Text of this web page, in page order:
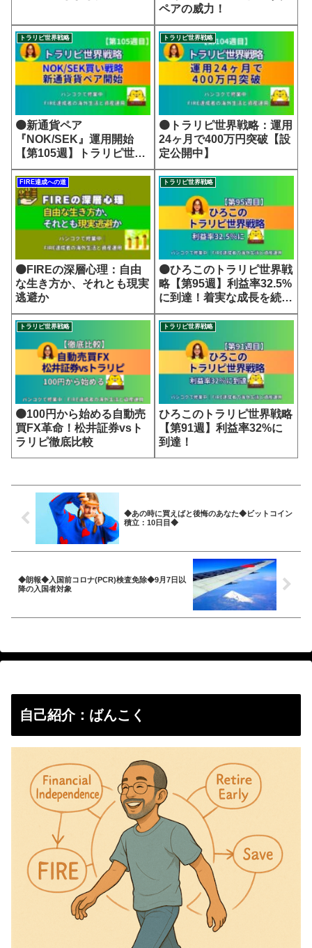
ペアの威力！
トラリピ世界戦略
🟠新通貨ペア
『NOK/SEK』運用開始
【第105週】トラリピ世界
戦略
トラリピ世界戦略
🟠トラリピ世界戦略：運用
24ヶ月で400万円突破【設
定公開中】
FIRE達成への道
🟠FIREの深層心理：自由
な生き方か、それとも現実
逃避か
トラリピ世界戦略
🟠ひろこのトラリピ世界戦
略【第95週】利益率32.5%
に到達！着実な成長を続け
る世界戦略
トラリピ世界戦略
🟠100円から始める自動売
買FX革命！松井証券vsト
ラリピ徹底比較
トラリピ世界戦略
ひろこのトラリピ世界戦略
【第91週】利益率32%に
到達！
◆あの時に買えばと後悔のあなた◆ビットコイン
積立：10日目◆
◆朗報◆入国前コロナ(PCR)検査免除◆9月7日以
降の入国者対象
自己紹介：ばんこく